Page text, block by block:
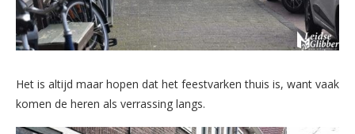
Het is altijd maar hopen dat het feestvarken thuis is, want vaak
komen de heren als verrassing langs.